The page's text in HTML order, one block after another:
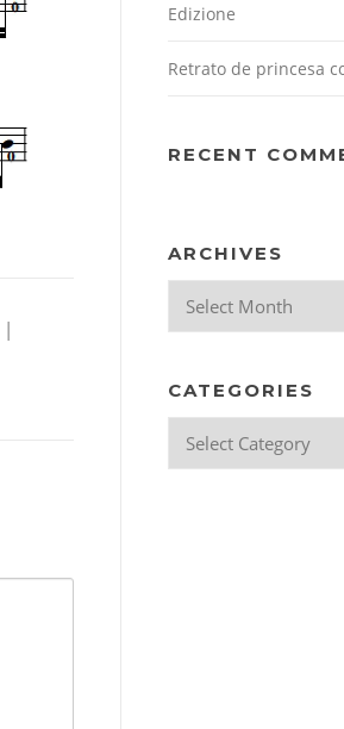
|
Edizione
Retrato de princesa
RECENT
ARCHIVES
CATEGORIES